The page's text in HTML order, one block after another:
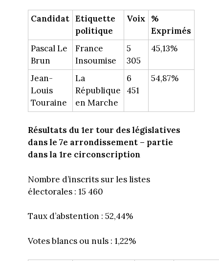
Candidat Etiquette
politique
Voix
%
Exprimés
Pascal Le
Brun
France
Insoumise
5
305
45,13%
Jean-
Louis
Touraine
La
République
en Marche
6
451
54,87%
Résultats du 1er tour des législatives
dans le 7e arrondissement – partie
dans la 1re circonscription
Nombre d’inscrits sur les listes
électorales : 15 460
Taux d’abstention : 52,44%
Votes blancs ou nuls : 1,22%